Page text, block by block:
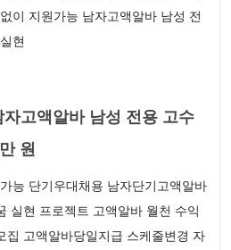
이 지원가능 남자고액알바 남성 전
현
고액알바 남성 전용 고수
원
능 단기우대채용 남자단기고액알바
실현 프로젝트 고액알바 월천 수익
집 고액알바당일지급 스케줄변경 자